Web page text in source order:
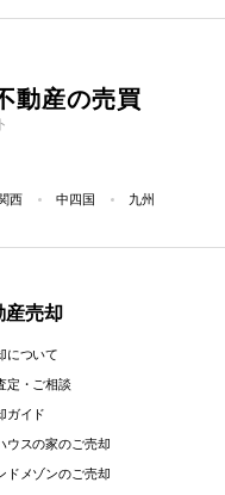
動産の売買
西 中四国 九州
産売却
について
定・ご相談
ガイド
ウスの家のご売却
ドメゾンのご売却